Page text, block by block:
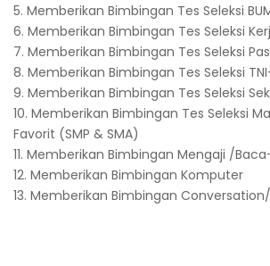
5. Memberikan Bimbingan Tes Seleksi
6. Memberikan Bimbingan Tes Seleksi
7. Memberikan Bimbingan Tes Seleksi
8. Memberikan Bimbingan Tes Seleksi
9. Memberikan Bimbingan Tes Seleksi
10. Memberikan Bimbingan Tes Seleksi
Favorit (SMP & SMA)
11. Memberikan Bimbingan Mengaji /
12. Memberikan Bimbingan Komputer
13. Memberikan Bimbingan Conversation/